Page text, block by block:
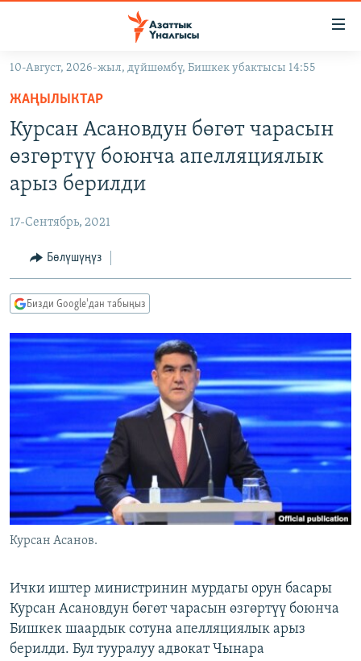
Навигацияга
өтүңүз
Издөөгө
салыңызКЫРГЫЗСТАН
МАДАНИЯТ
ДҮЙНӨ
УКРАИНА
ТВ ПРОГРАММАЛАР
БҮГҮН АЗАТТЫКТА
ДАНИСТЕ
ЭЖЕ-СИҢДИЛЕР
АЗАТТЫК+
ЫҢГАЙСЫЗ СУРООЛОР
ПОДКАСТ
Русский
ОНЛАЙН ШЕРИНЕ
ЭЕ/АРнун бардык сайттары
10-Август, 2026-жыл, дүйшөмбү, Бишкек убактысы 14:55
ЖАҢЫЛЫКТАР
Курсан Асановдун бөгөт чарасын
өзгөртүү боюнча апелляциялык
арыз берилди
17-Сентябрь, 2021
Бөлүшүңүз
Бизди Google'дан табыңыз
Курсан Асанов.
Ички иштер министринин мурдагы орун басары
Курсан Асановдун бөгөт чарасын өзгөртүү боюнча
Бишкек шаардык сотуна апелляциялык арыз
берилди. Бул тууралуу адвокат Чынара